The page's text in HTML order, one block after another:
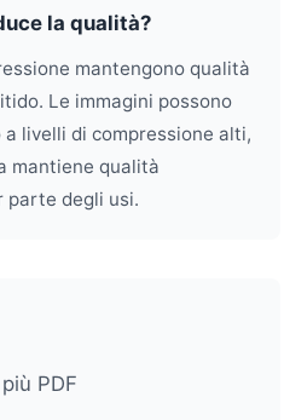
la qualità?
mantengono qualità
Le immagini possono
livelli di compressione alti,
mantiene qualità
parte degli usi.
PDF